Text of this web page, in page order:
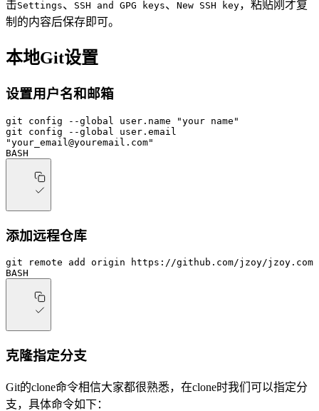
击Settings、 SSH and GPG keys、 New SSH key，粘贴刚才复
制的内容后保存即可。
本地Git设置
设置用户名和邮箱
git config --global user.name "your name"
git config --global
user.email
"your_email@youremail.com"
BASH
添加远程仓库
git remote add origin https://github.com/jzoy/jzoy.com
BASH
克隆指定分支
Git的clone命令相信大家都很熟悉，在clone时我们可以指定分
支，具体命令如下：